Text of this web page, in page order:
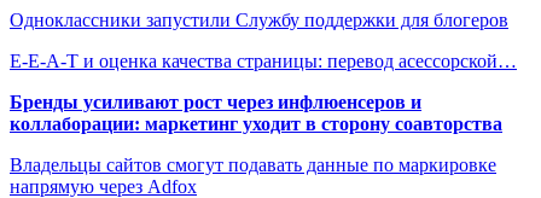
Одноклассники запустили Службу поддержки для блогеров
E-E-A-T и оценка качества страницы: перевод асессорской…
Бренды усиливают рост через инфлюенсеров и
коллаборации: маркетинг уходит в сторону соавторства
Владельцы сайтов смогут подавать данные по маркировке
напрямую через Adfox